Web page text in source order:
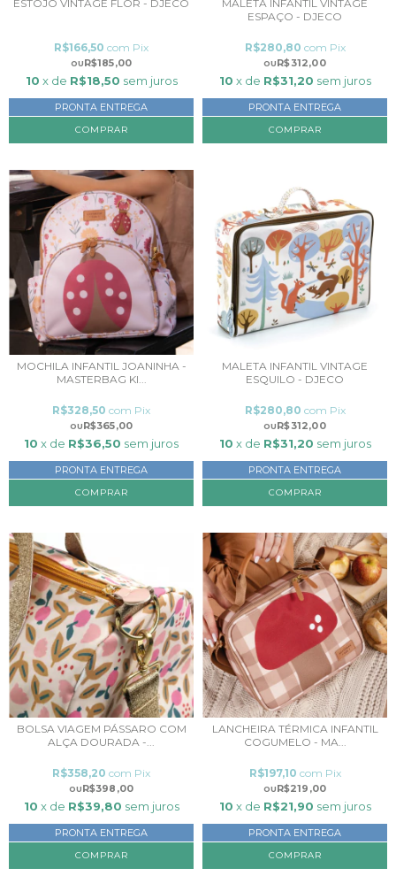
ESTOJO VINTAGE FLOR - DJECO
R$185,00
R$166,50 com Pix
10 x de R$18,50 sem juros
PRONTA ENTREGA
MALETA INFANTIL VINTAGE
ESPAÇO - DJECO
R$312,00
R$280,80 com Pix
10 x de R$31,20 sem juros
PRONTA ENTREGA
MOCHILA INFANTIL JOANINHA -
MASTERBAG KI...
R$365,00
R$328,50 com Pix
10 x de R$36,50 sem juros
PRONTA ENTREGA
MALETA INFANTIL VINTAGE
ESQUILO - DJECO
R$312,00
R$280,80 com Pix
10 x de R$31,20 sem juros
PRONTA ENTREGA
BOLSA VIAGEM PÁSSARO COM
ALÇA DOURADA -...
R$398,00
R$358,20 com Pix
10 x de R$39,80 sem juros
PRONTA ENTREGA
LANCHEIRA TÉRMICA INFANTIL
COGUMELO - MA...
R$219,00
R$197,10 com Pix
10 x de R$21,90 sem juros
PRONTA ENTREGA